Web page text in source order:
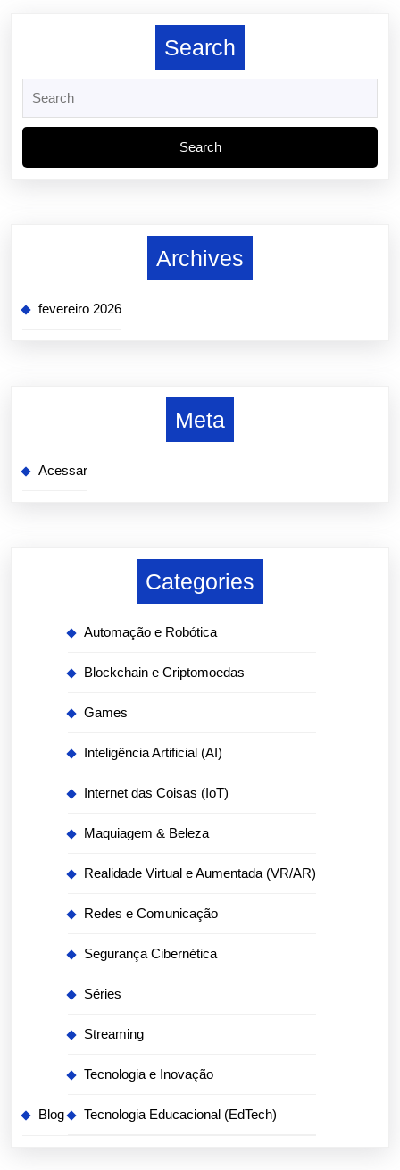
Search
for:
Archives
fevereiro 2026
Meta
Acessar
Categories
Blog
Automação e Robótica
Blockchain e Criptomoedas
Games
Inteligência Artificial (AI)
Internet das Coisas (IoT)
Maquiagem & Beleza
Realidade Virtual e Aumentada (VR/AR)
Redes e Comunicação
Segurança Cibernética
Séries
Streaming
Tecnologia e Inovação
Tecnologia Educacional (EdTech)